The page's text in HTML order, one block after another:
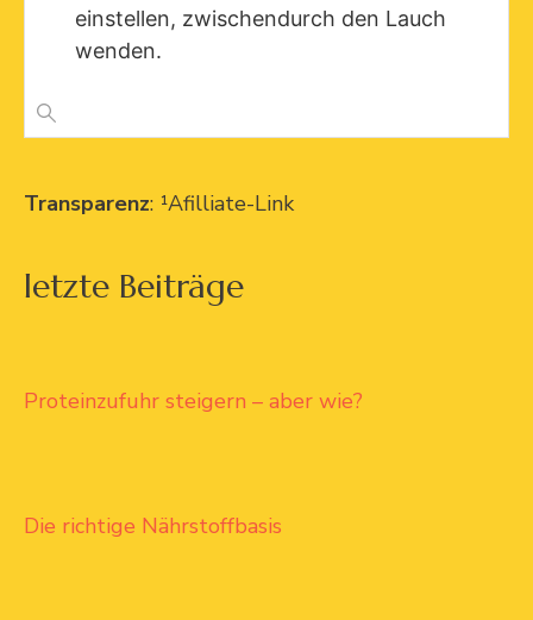
einstellen, zwischendurch den Lauch
wenden.
Transparenz: ¹Afilliate-Link
letzte Beiträge
Proteinzufuhr steigern – aber wie?
Die richtige Nährstoffbasis